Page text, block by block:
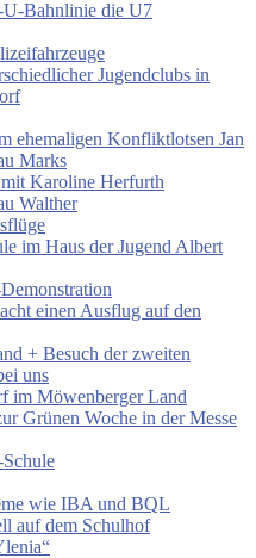
Bahnlinie die U7
Jugendclubs in
ehemaligen Konfliktlotsen Jan
Marks
Karoline Herfurth
Walther
im Haus der Jugend Albert
einen Ausflug auf den
+ Besuch der zweiten
uns
im Möwenberger Land
Grünen Woche in der Messe
wie IBA und BQL
auf dem Schulhof